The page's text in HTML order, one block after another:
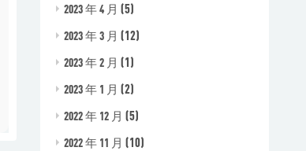
2023 年 4 月 (5)
2023 年 3 月 (12)
2023 年 2 月 (1)
2023 年 1 月 (2)
2022 年 12 月 (5)
2022 年 11 月 (10)